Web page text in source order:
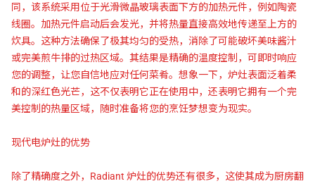
同，该系统采用位于光滑微晶玻璃表面下方的加热元件，例如陶瓷
线圈。加热元件启动后会发光，并将热量直接高效地传递至上方的
炊具。这种方法确保了极其均匀的受热，消除了可能破坏美味酱汁
或完美煎牛排的过热区域。其结果是精确的温度控制，可即时响应
您的调整，让您自信地应对任何菜肴。想象一下，炉灶表面泛着柔
和的深红色光芒，这不仅表明它正在使用中，还表明它拥有一个完
美控制的热量区域，随时准备将您的烹饪梦想变为现实。
现代电炉灶的优势
除了精确度之外，Radiant 炉灶的优势还有很多，这使其成为厨房翻